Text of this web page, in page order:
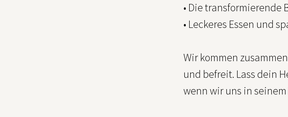
• Die transformierende
• Leckeres Essen und
Wir kommen
und befreit. Lass dein
wenn wir uns in